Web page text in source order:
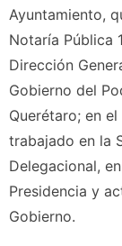
Ayuntamiento,
Notaría Pública
Dirección
Gobierno del
Querétaro; en
trabajado en la
Delegacional,
Presidencia y
Gobierno.